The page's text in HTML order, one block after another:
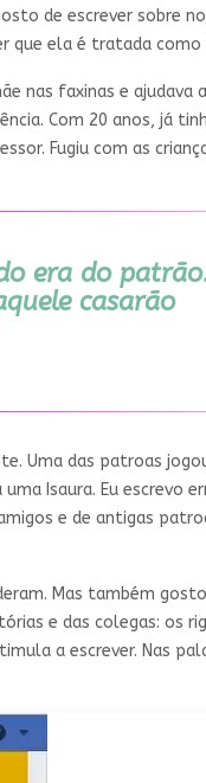
de escrever sobre
que ela é tratada como
nas faxinas e ajudava
Com 20 anos, já
Fugiu com as
era do
casarão
Uma das patroas
Isaura. Eu escrevo
e de antigas
Mas também
e das colegas: os
a escrever. Nas